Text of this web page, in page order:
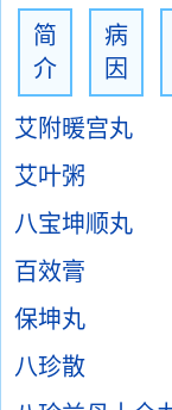
简
介
病
因
艾附暖宫丸
艾叶粥
八宝坤顺丸
百效膏
保坤丸
八珍散